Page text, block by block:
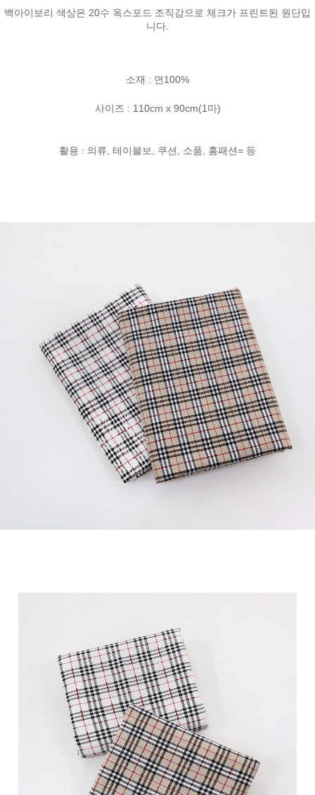
백아이보리 색상은 20수 옥스포드 조직감으로 체크가 프린트된 원단입
니다.
소재 : 면100%
사이즈 : 110cm x 90cm(1마)
활용 : 의류, 테이블보, 쿠션, 소품, 홈패션= 등